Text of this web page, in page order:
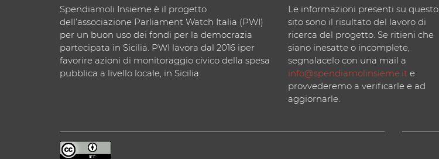
Spendiamoli Insieme è il progetto
dell’associazione Parliament Watch Italia (PWI)
per un buon uso dei fondi per la democrazia
partecipata in Sicilia. PWI lavora dal 2016 iper
favorire azioni di monitoraggio civico della spesa
pubblica a livello locale, in Sicilia.
Le informazioni presenti su questo
sito sono il risultato del lavoro di
ricerca del progetto. Se ritieni che
siano inesatte o incomplete,
segnalacelo con una mail a
info@spendiamolinsieme.ite
provvederemo a verificarle e ad
aggiornarle.